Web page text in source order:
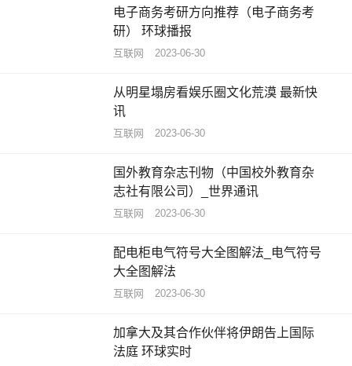
电子商务考研方向推荐（电子商务考
研） 环球播报
互联网 2023-06-30
从明星塌房看娱乐圈文化荒漠 最新快
讯
互联网 2023-06-30
国外教育杂志刊物（中国校外教育杂
志社有限公司）_世界通讯
互联网 2023-06-30
配电柜电气符号大全图解法_电气符号
大全图解法
互联网 2023-06-30
加拿大及其合作伙伴将伊朗告上国际
法庭 环球实时